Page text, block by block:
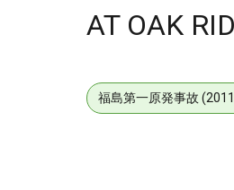
AT OAK
福島第一原発事故